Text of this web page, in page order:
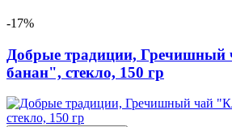
-17%
Добрые традиции, Гречишный
банан", стекло, 150 гр